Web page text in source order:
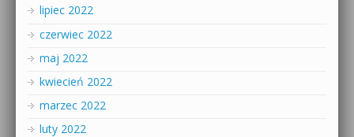
lipiec 2022
czerwiec 2022
maj 2022
kwiecień 2022
marzec 2022
luty 2022